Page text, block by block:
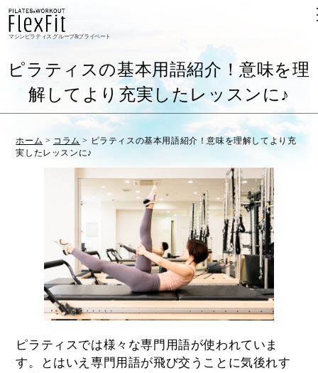
マシンピラティス グループ&プライベート
ピラティスの基本用語紹介！意味を理
解してより充実したレッスンに♪
ホーム > コラム > ピラティスの基本用語紹介！意味を理解してより充
実したレッスンに♪
ピラティスでは様々な専門用語が使われていま
す。とはいえ専門用語が飛び交うことに気後れす